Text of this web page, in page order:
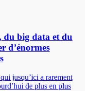
du big data et du
d’énormes
jusqu’ici a rarement
de plus en plus